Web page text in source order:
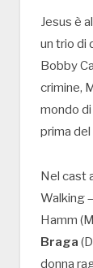
Jesus è
un trio di
Bobby
crimine,
mondo di
prima del
Nel cast
Walking
Hamm
Braga
donna